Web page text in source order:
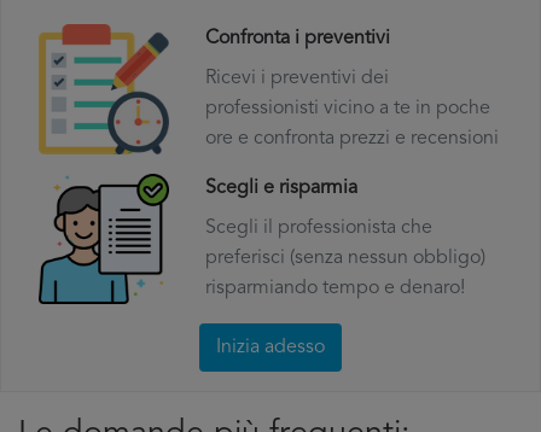
Confronta i preventivi
Ricevi i preventivi dei
professionisti vicino a te in poche
ore e confronta prezzi e recensioni
Scegli e risparmia
Scegli il professionista che
preferisci (senza nessun obbligo)
risparmiando tempo e denaro!
Inizia adesso